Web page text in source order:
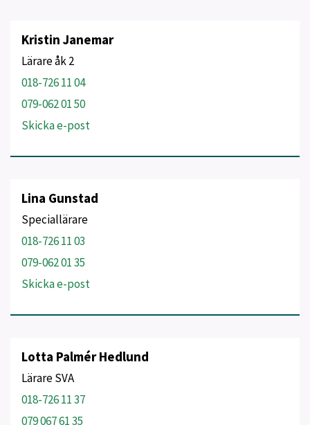
Kristin Janemar
Lärare åk 2
018-726 11 04
079-062 01 50
Skicka e-post
Lina Gunstad
Speciallärare
018-726 11 03
079-062 01 35
Skicka e-post
Lotta Palmér Hedlund
Lärare SVA
018-726 11 37
079 067 61 35